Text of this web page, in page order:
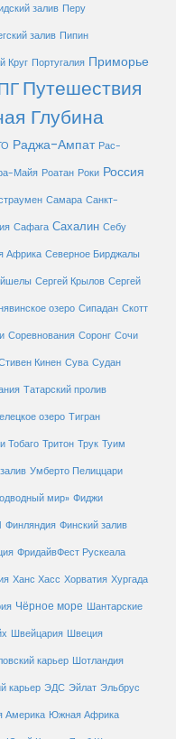
залив Перу
залив Пипин
Круг Португалия Приморье
Путешествия
Глубина
Раджа-Ампат Рас-
Майя Роатан Роки Россия
Самара Санкт-
Сафага Сахалин Себу
Африка Северное Бирджалы
Сергей Крылов Сергей
озеро Сипадан Скотт
Соревнования Соронг Сочи
Кинен Сува Судан
Татарский пролив
озеро Тигран
Тобаго Тритон Трук Туим
Умберто Пелиццари
мир» Фиджи
Финляндия Финский залив
ФридайвФест Рускеала
Ханс Хасс Хорватия Хургада
Чёрное море Шантарские
Швейцария Швеция
карьер Шотландия
карьер ЭДС Эйлат Эльбрус
Америка Южная Африка